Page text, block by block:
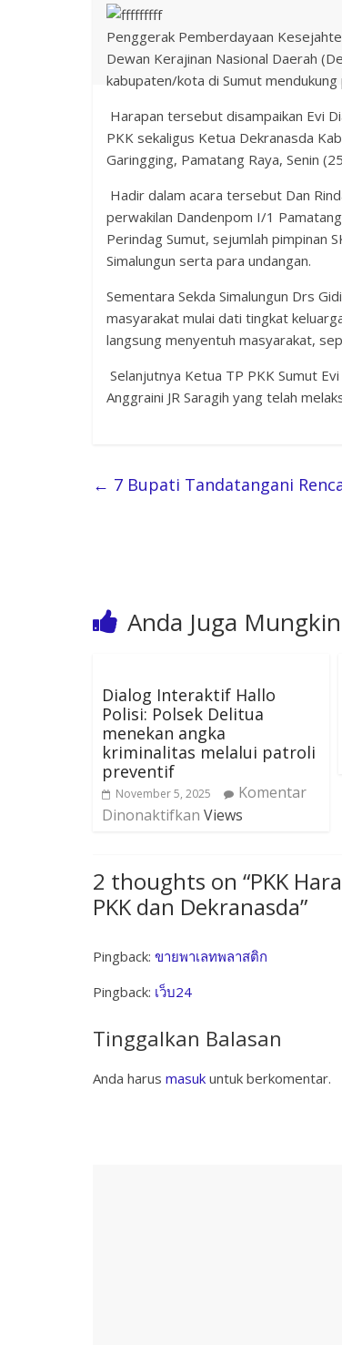
Penggerak Pemberdayaan
Dewan Kerajinan Nasional Daerah
kabupaten/kota di Sumut
Harapan tersebut disampaikan Evi
PKK sekaligus Ketua Dekranasda
Garingging, Pamatang Raya, Senin
Hadir dalam acara tersebut Dan
perwakilan Dandenpom I/1
Perindag Sumut, sejumlah pimpinan
Simalungun serta para undangan.
Sementara Sekda Simalungun Drs
masyarakat mulai dati tingkat
langsung menyentuh masyarakat,
Selanjutnya Ketua TP PKK Sumut
Anggraini JR Saragih yang telah
← 7 Bupati Tandatangani
Anda Juga
Dialog Interaktif Hallo
Polisi: Polsek Delitua
menekan angka
kriminalitas melalui patroli
preventif
November 5, 2025
Komentar
Dinonaktifkan Views
2 thoughts on “PKK
PKK dan Dekranasda”
Pingback: ขายพาเลทพลาสติก
Pingback: เว็บ24
Tinggalkan Balasan
Anda harus masuk untuk berkomentar.